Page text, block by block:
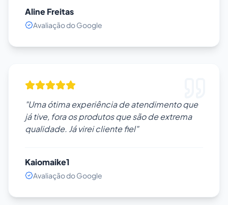
Aline Freitas
Avaliação do Google
"Uma ótima experiência de atendimento que
já tive, fora os produtos que são de extrema
qualidade. Já virei cliente fiel"
Kaiomaike1
Avaliação do Google